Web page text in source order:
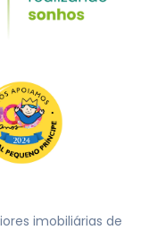
imobiliárias de